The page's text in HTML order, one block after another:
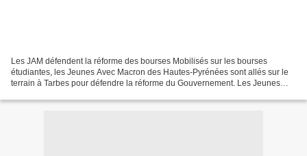
Les JAM défendent la réforme des bourses Mobilisés sur les bourses
étudiantes, les Jeunes Avec Macron des Hautes-Pyrénées sont allés sur le
terrain à Tarbes pour défendre la réforme du Gouvernement. Les Jeunes